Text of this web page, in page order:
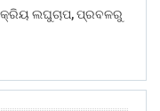
ଲଘୁଚାପ, ପ୍ରବଳରୁ